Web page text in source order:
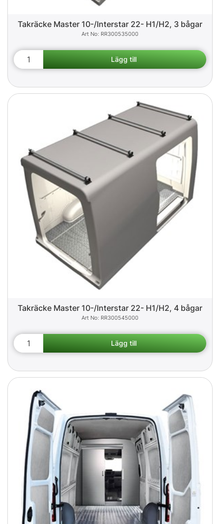
Takräcke Master 10-/Interstar 22- H1/H2, 3 bågar
RR300535000
Takräcke Master 10-/Interstar 22- H1/H2, 4 bågar
RR300545000